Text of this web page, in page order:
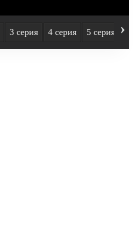
3 серия 4 серия 5 серия ›